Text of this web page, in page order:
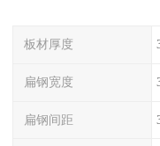
板材厚度
扁钢宽度
扁钢间距